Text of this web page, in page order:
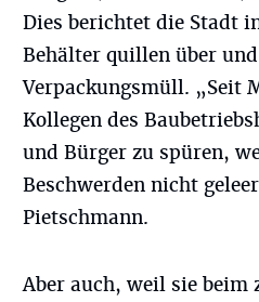
Dies berichtet die Stadt
Behälter quillen über
Verpackungsmüll. „Seit
Kollegen des
und Bürger zu spüren,
Beschwerden nicht
Pietschmann.
Aber auch, weil sie beim